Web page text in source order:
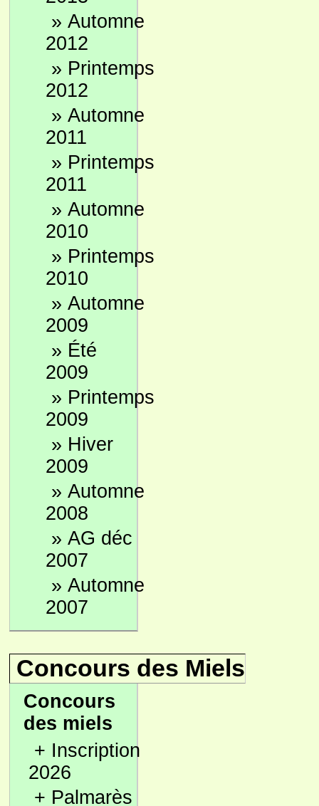
» Automne
2012
» Printemps
2012
» Automne
2011
» Printemps
2011
» Automne
2010
» Printemps
2010
» Automne
2009
» Été
2009
» Printemps
2009
» Hiver
2009
» Automne
2008
» AG déc
2007
» Automne
2007
Concours des Miels
Concours
des miels
+ Inscription
2026
+ Palmarès